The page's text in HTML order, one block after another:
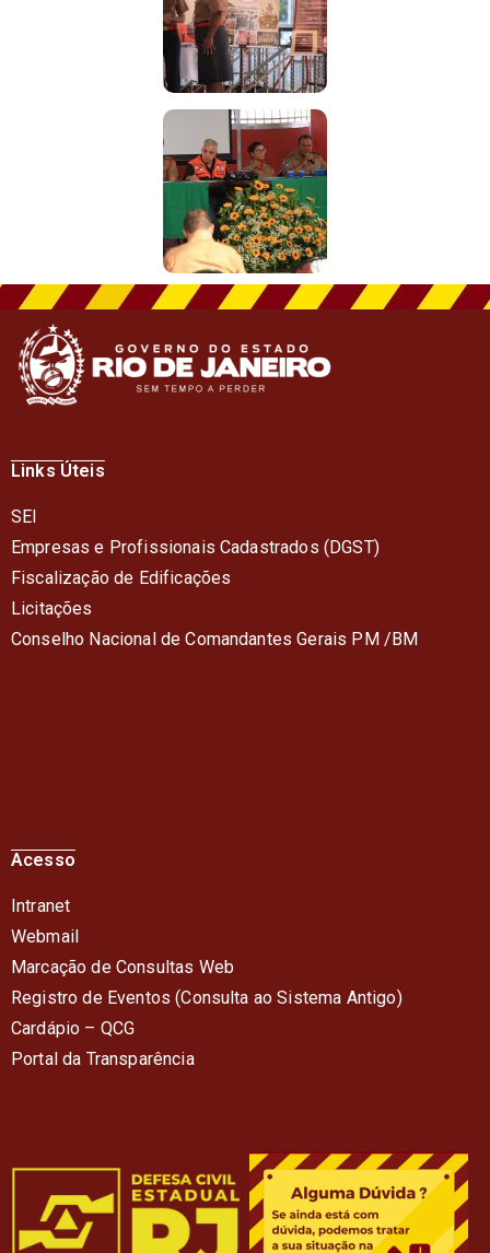
Links Úteis
SEI
Empresas e Profissionais Cadastrados (DGST)
Fiscalização de Edificações
Licitações
Conselho Nacional de Comandantes Gerais PM /BM
Acesso
Intranet
Webmail
Marcação de Consultas Web
Registro de Eventos (Consulta ao Sistema Antigo)
Cardápio – QCG
Portal da Transparência